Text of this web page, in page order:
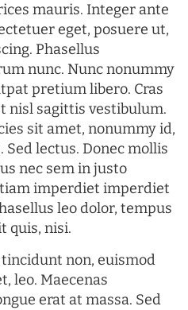
mauris. Integer ante
eget, posuere ut,
Phasellus
nunc. Nunc nonummy
pretium libero. Cras
nisl sagittis vestibulum.
sit amet, nonummy id,
lectus. Donec mollis
nec sem in justo
imperdiet imperdiet
leo dolor, tempus
quis, nisi.
non, euismod
leo. Maecenas
erat at massa. Sed